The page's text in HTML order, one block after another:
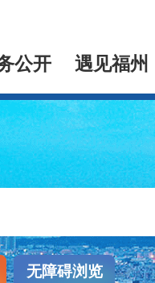
公开 遇见福州
无障碍浏览